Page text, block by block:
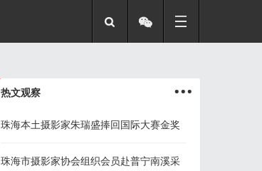
热文观察 ...
珠海本土摄影家朱瑞盛捧回国际大赛金奖
珠海市摄影家协会组织会员赴普宁南溪采